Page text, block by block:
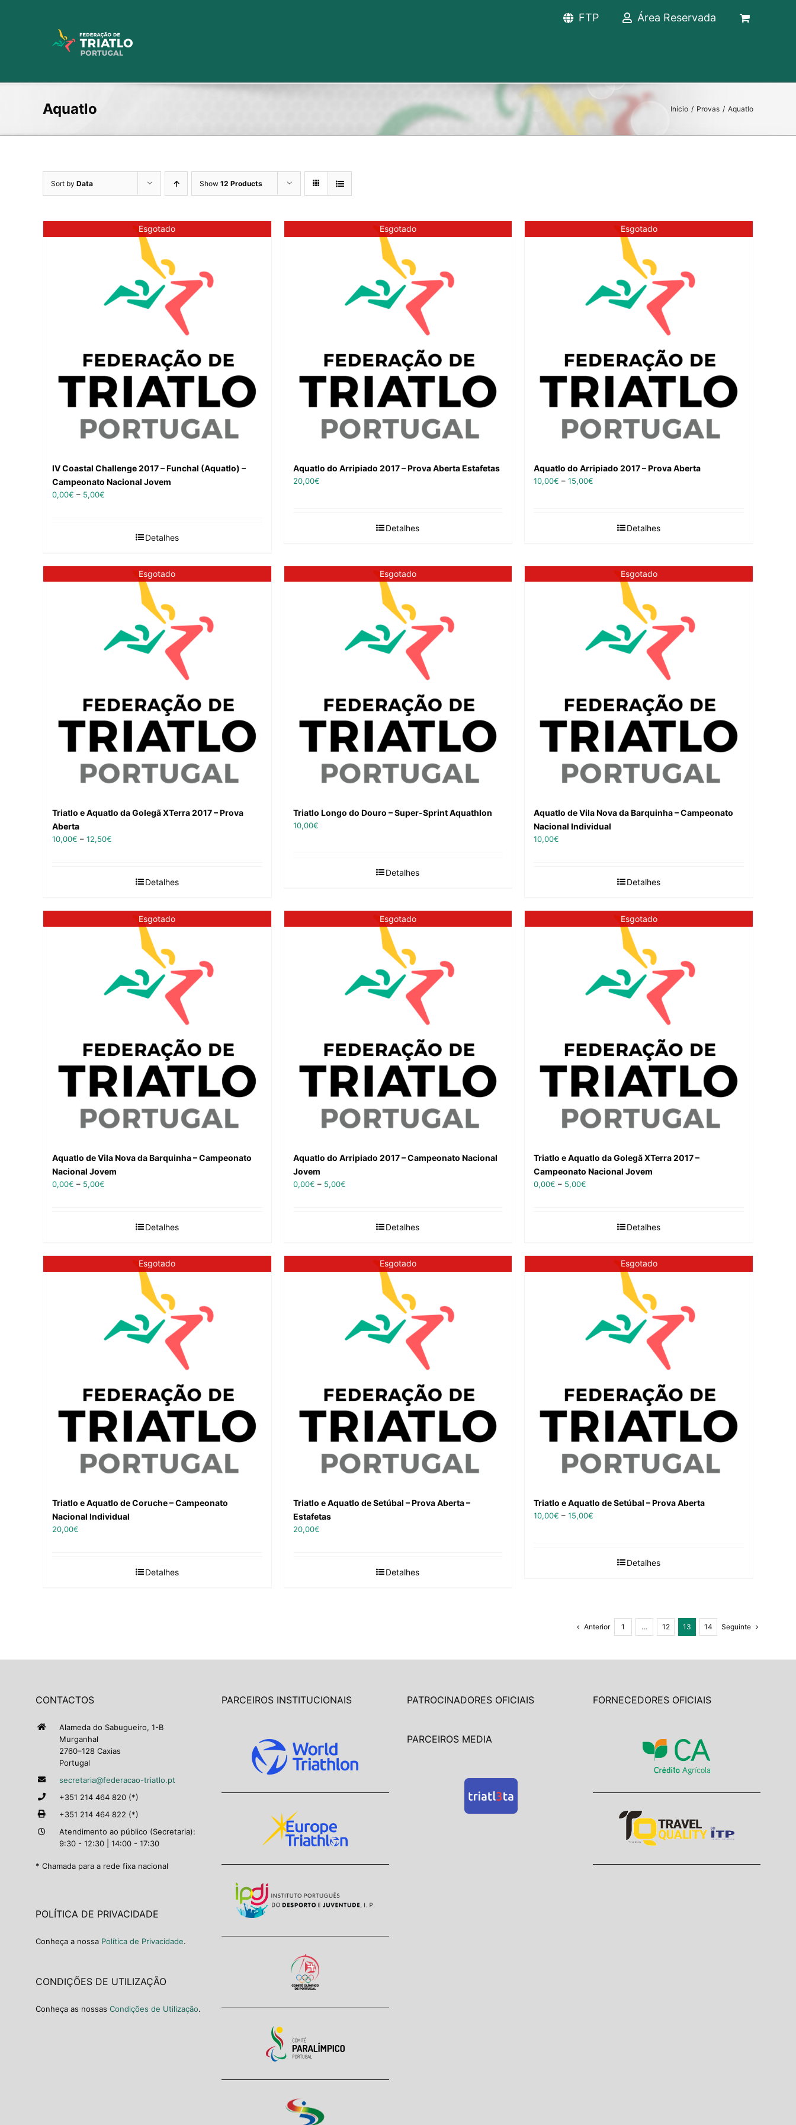
FTP Área Reservada
Aquatlo Início / Provas / Aquatlo
Sort by Data Show 12 Products
Esgotado
IV Coastal Challenge 2017 – Funchal (Aquatlo) –
Campeonato Nacional Jovem
0,00€ – 5,00€
Detalhes
Esgotado
Aquatlo do Arripiado 2017 – Prova Aberta Estafetas
20,00€
Detalhes
Esgotado
Aquatlo do Arripiado 2017 – Prova Aberta
10,00€ –15,00€
Detalhes
Esgotado
Triatlo e Aquatlo da Golegã XTerra 2017 – Prova
Aberta
10,00€ – 12,50€
Detalhes
Esgotado
Triatlo Longo do Douro – Super-Sprint Aquathlon
10,00€
Detalhes
Esgotado
Aquatlo de Vila Nova da Barquinha – Campeonato
Nacional Individual
10,00€
Detalhes
Esgotado
Aquatlo de Vila Nova da Barquinha – Campeonato
Nacional Jovem
0,00€ – 5,00€
Detalhes
Esgotado
Aquatlo do Arripiado 2017 – Campeonato Nacional
Jovem
0,00€ – 5,00€
Detalhes
Esgotado
Triatlo e Aquatlo da Golegã XTerra 2017 –
Campeonato Nacional Jovem
0,00€ – 5,00€
Detalhes
Esgotado
Triatlo e Aquatlo de Coruche – Campeonato
Nacional Individual
20,00€
Detalhes
Esgotado
Triatlo e Aquatlo de Setúbal – Prova Aberta –
Estafetas
20,00€
Detalhes
Esgotado
Triatlo e Aquatlo de Setúbal – Prova Aberta
10,00€ –15,00€
Detalhes
Anterior 1 … 12 13 14 Seguinte
CONTACTOS
Alameda do Sabugueiro, 1-B
Murganhal
2760–128 Caxias
Portugal
secretaria@federacao-triatlo.pt
+351 214 464 820 (*)
+351 214 464 822 (*)
Atendimento ao público (Secretaria):
9:30 - 12:30 | 14:00 - 17:30
* Chamada para a rede fixa nacional
POLÍTICA DE PRIVACIDADE
Conheça a nossa Política de Privacidade.
CONDIÇÕES DE UTILIZAÇÃO
Conheça as nossas Condições de Utilização.
PARCEIROS INSTITUCIONAIS PATROCINADORES OFICIAIS
PARCEIROS MEDIA
FORNECEDORES OFICIAIS